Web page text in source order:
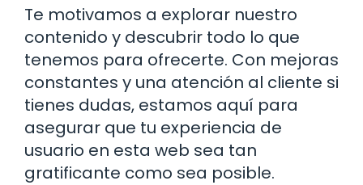
Te motivamos a explorar nuestro
contenido y descubrir todo lo que
tenemos para ofrecerte. Con mejoras
constantes y una atención al cliente si
tienes dudas, estamos aquí para
asegurar que tu experiencia de
usuario en esta web sea tan
gratificante como sea posible.